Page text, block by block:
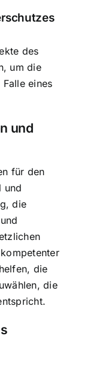
des
um die
eines
und
für den
und
die
die
die